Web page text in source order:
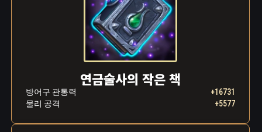
물의 눈이 점점 커지자, 귀엽다는 느낌마저 들었
습니다. “나와 함께 가자...”
“일루셔너다!” 정신이 번뜩 들었습니다. 안드바
리는 머리를 세차게 흔들어 환영을 떨쳐버리고
괴물에게 돌진했습니다. 날렵하게 괴물의 발톱
을 피한 안드바리는 몸을 틀어 두 다리와 하나
남은 팔로 괴물 위로 타고 올라가, 괴물의 뒤통
힘을 쏟아부었습니다. 바닥에 쓰러진 괴물은 몸
연금술사의 작은 책
방어구 관통력
+16731
물리 공격
+5577